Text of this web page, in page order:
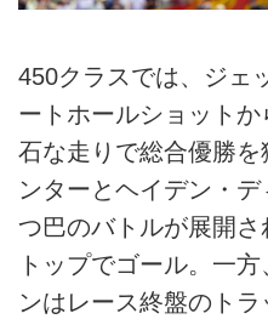
450クラスでは、ジェ
ートホールショット
石な走りで総合優勝
ンターとヘイデン・
つ巴のバトルが展開
トップでゴール。一
ンはレース終盤のト